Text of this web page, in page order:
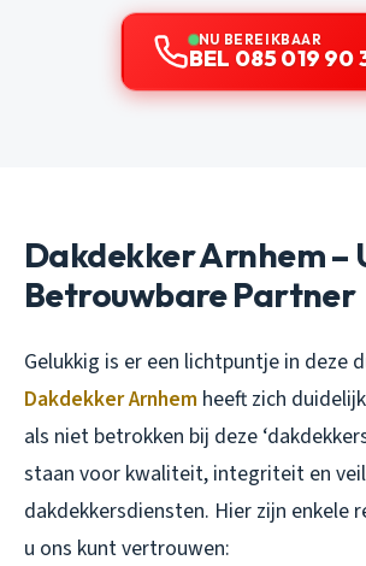
NU BEREIKBAAR
BEL 085 019 90
Dakdekker Arnhem –
Betrouwbare Partner
Gelukkig is er een lichtpuntje in deze
Dakdekker Arnhem heeft zich
als niet betrokken bij deze
staan voor kwaliteit, integriteit en
dakdekkersdiensten. Hier zijn enkele
u ons kunt vertrouwen: